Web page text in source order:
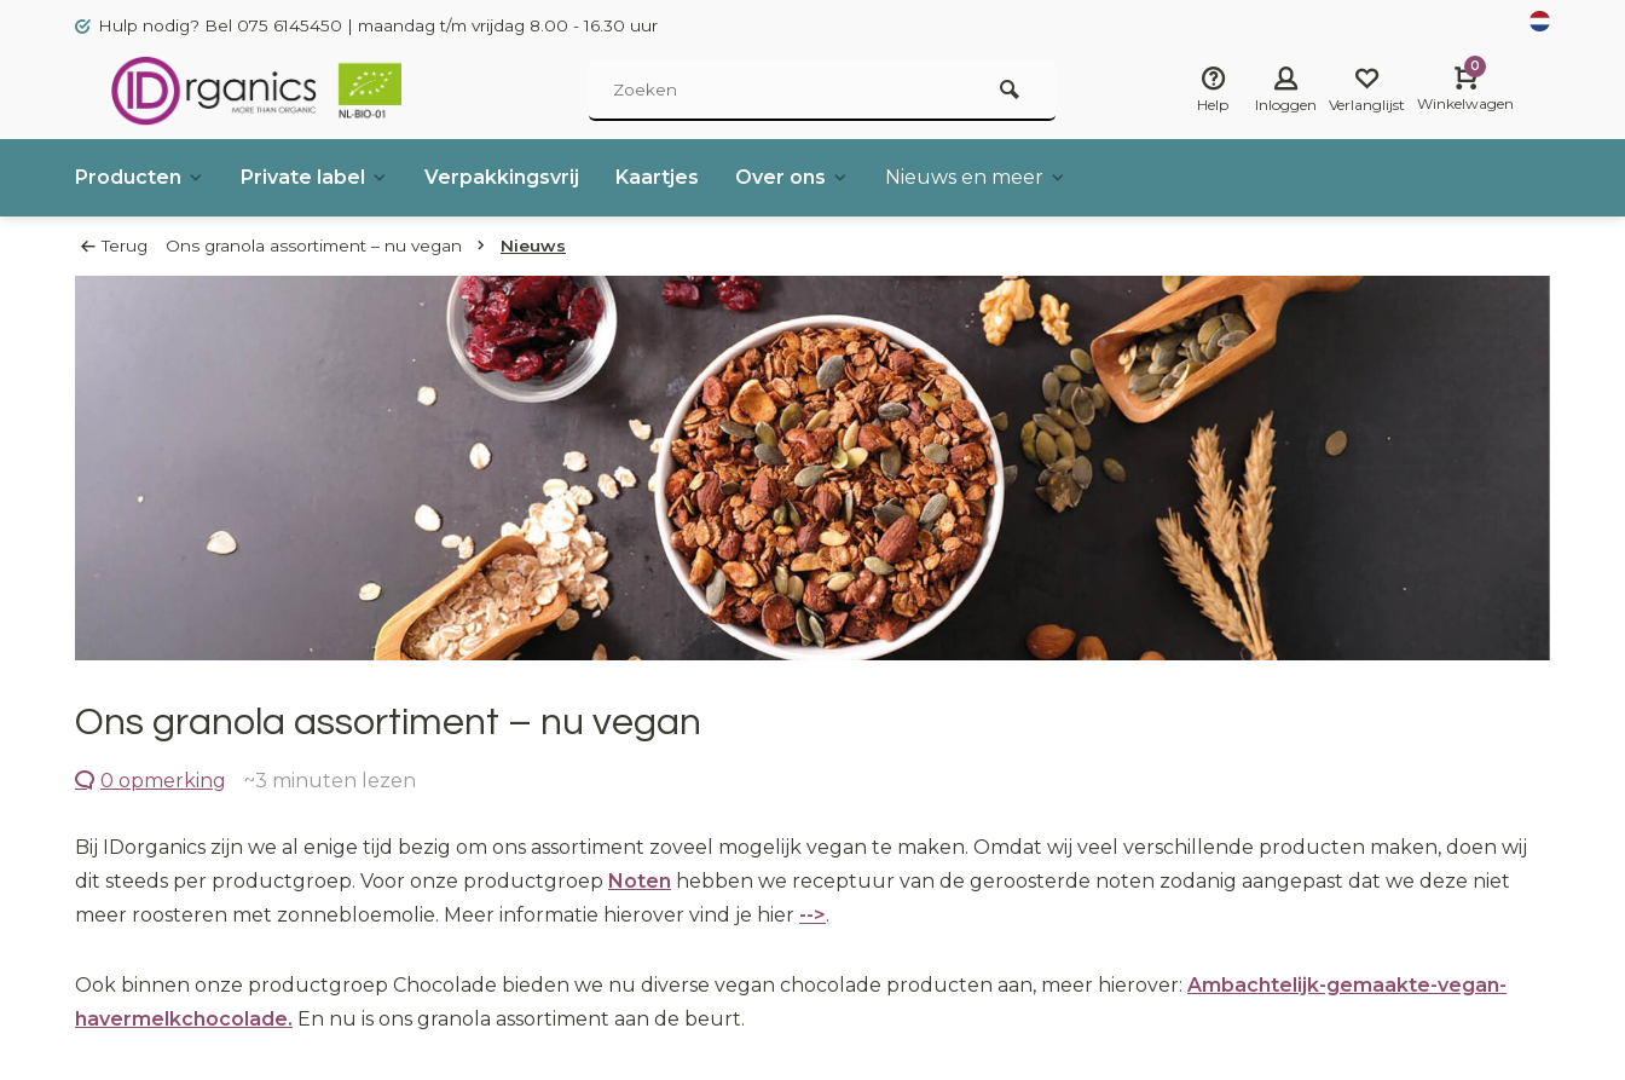
Hulp nodig? Bel 075 6145450 | maandag t/m vrijdag 8.00 - 16.30 uur
Help Inloggen Verlanglijst
0
Winkelwagen
Producten Private label Verpakkingsvrij Kaartjes Over ons Nieuws en meer
Terug Ons granola assortiment – nu vegan Nieuws
Ons granola assortiment – nu vegan
0 opmerking ~3 minuten lezen
Bij IDorganics zijn we al enige tijd bezig om ons assortiment zoveel mogelijk vegan te maken. Omdat wij veel verschillende producten maken, doen wij
dit steeds per productgroep. Voor onze productgroep Noten hebben we receptuur van de geroosterde noten zodanig aangepast dat we deze niet
meer roosteren met zonnebloemolie. Meer informatie hierover vind je hier -->.
Ook binnen onze productgroep Chocolade bieden we nu diverse vegan chocolade producten aan, meer hierover: Ambachtelijk-gemaakte-vegan-
havermelkchocolade. En nu is ons granola assortiment aan de beurt.